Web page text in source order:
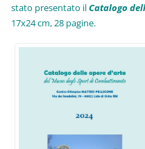
stato presentato ilCatalogo
17x24 cm, 28 pagine.